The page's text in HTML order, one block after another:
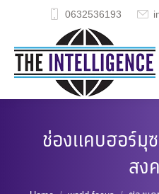
0632536193
ช่องแคบฮอร์มุ
สง
You are here: